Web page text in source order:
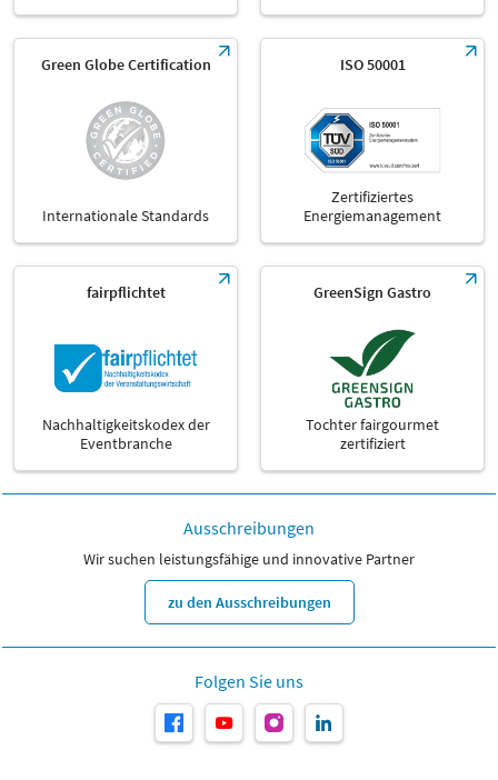
Green Globe Certification
Internationale Standards
ISO 50001
Zertifiziertes
Energiemanagement
fairpflichtet
Nachhaltigkeitskodex der
Eventbranche
GreenSign Gastro
Tochter fairgourmet
zertifiziert
Ausschreibungen
Wir suchen leistungsfähige und innovative Partner
zu den Ausschreibungen
Folgen Sie uns